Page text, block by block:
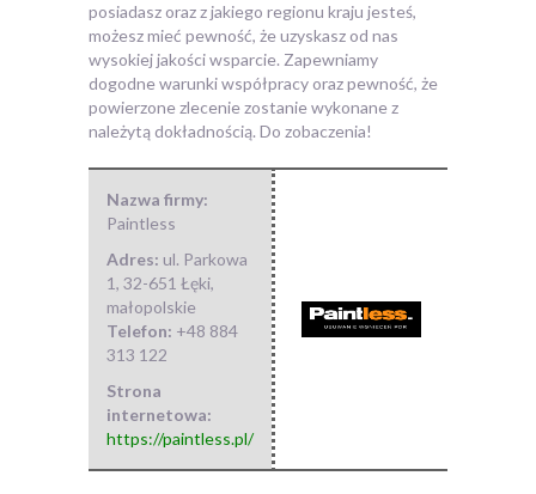
posiadasz oraz z jakiego regionu kraju jesteś,
możesz mieć pewność, że uzyskasz od nas
wysokiej jakości wsparcie. Zapewniamy
dogodne warunki współpracy oraz pewność, że
powierzone zlecenie zostanie wykonane z
należytą dokładnością. Do zobaczenia!
Nazwa firmy:
Paintless
Adres: ul. Parkowa
1, 32-651 Łęki,
małopolskie
Telefon: +48 884
313 122
Strona
internetowa:
https://paintless.pl/